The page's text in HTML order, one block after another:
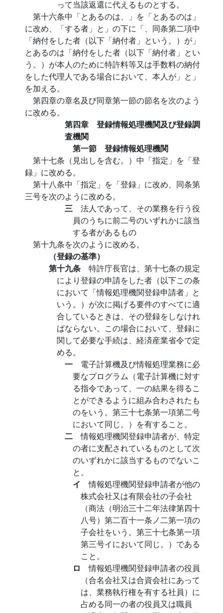
って当該返還に代えるものとする。
第十六条中「とあるのは、」を「とあるのは」
に改め、「する者」と」の下に「、同条第二項中
「納付をした者（以下「納付者」という。）が」
とあるのは「納付をした者（以下「納付者」とい
う。）が本人のために特許料等又は手数料の納付
をした代理人である場合において、本人が」と」
を加える。
第四章の章名及び同章第一節の節名を次のよう
に改める。
第四章 登録情報処理機関及び登録調
査機関
第一節 登録情報処理機関
第十七条（見出しを含む。）中「指定」を「登
録」に改める。
第十八条中「指定」を「登録」に改め、同条第
三号を次のように改める。
三 法人であって、その業務を行う役
員のうちに前二号のいずれかに該当
する者があるもの
第十九条を次のように改める。
（登録の基準）
第十九条 特許庁長官は、第十七条の規定
により登録の申請をした者（以下この条
において「情報処理機関登録申請者」と
いう。）が次に掲げる要件のすべてに適
合しているときは、その登録をしなけれ
ばならない。この場合において、登録に
関して必要な手続は、経済産業省令で定
める。
一 電子計算機及び情報処理業務に必
要なプログラム（電子計算機に対す
る指令であって、一の結果を得るこ
とができるように組み合わされたも
のをいう。第三十七条第一項第二号
において同じ。）を有すること。
二情報処理機関登録申請者が、特定
の者に支配されているものとして次
のいずれかに該当するものでないこ
と。
イ情報処理機関登録申請者が他の
株式会社又は有限会社の子会社
（商法（明治三十二年法律第四十
八号）第二百十一条ノ二第一項の
子会社をいう。第三十七条第一項
第三号イにおいて同じ。）である
こと。
ロ情報処理機関登録申請者の役員
（合名会社又は合資会社にあって
は、業務執行権を有する社員）に
占める同一の者の役員又は職員